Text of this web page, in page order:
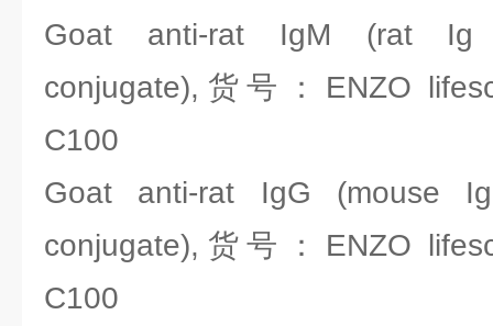
Goat anti-rat IgM (rat Ig
conjugate),货号：ENZO
C100
Goat anti-rat IgG (mouse
conjugate),货号：ENZO
C100